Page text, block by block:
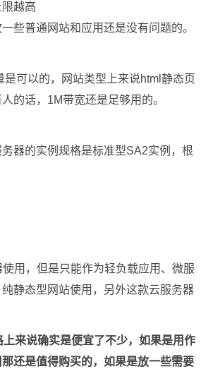
越高
些普通网站和应用还是没有问题的。
可以的，网站类型上来说html静态页
的话，1M带宽还是足够用的。
器的实例规格是标准型SA2实例，根
用，但是只能作为轻负载应用、微服
静态型网站使用，另外这款云服务器
来说确实是便宜了不少，如果是用作
还是值得购买的，如果是放一些需要